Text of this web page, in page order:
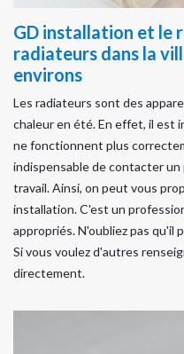
GD installation et le
radiateurs dans la
environs
Les radiateurs sont des
chaleur en été. En effet, il est
ne fonctionnent plus
indispensable de contacter
travail. Ainsi, on peut vous
installation. C'est un
appropriés. N'oubliez pas qu'il
Si vous voulez d'autres
directement.